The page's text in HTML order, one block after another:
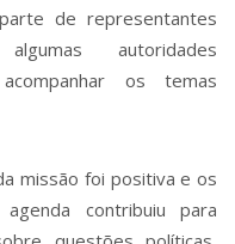
de representantes
autoridades
os temas
missão foi positiva e os
contribuiu para